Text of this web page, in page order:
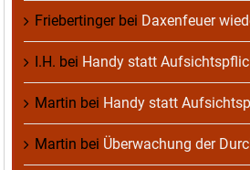
Friebertingerbei Daxenfeuer
I.H. bei Handy statt
Martin bei Handy statt
Martin bei Überwachung der